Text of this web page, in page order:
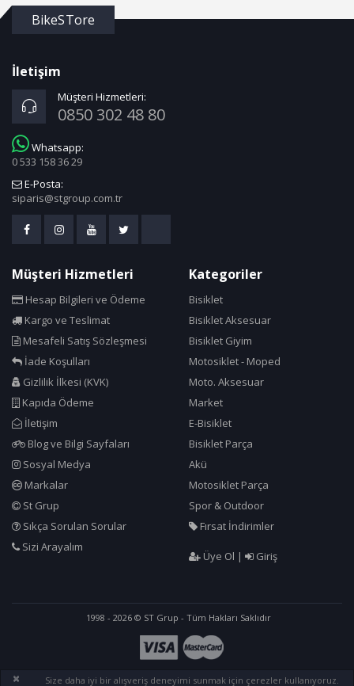
BikeSTore
İletişim
Müşteri Hizmetleri:
0850 302 48 80
Whatsapp:
0 533 158 36 29
E-Posta:
siparis@stgroup.com.tr
Müşteri Hizmetleri
Hesap Bilgileri ve Ödeme
Kargo ve Teslimat
Mesafeli Satış Sözleşmesi
İade Koşulları
Gizlilik İlkesi (KVK)
Kapıda Ödeme
İletişim
Blog ve Bilgi Sayfaları
Sosyal Medya
Markalar
St Grup
Sıkça Sorulan Sorular
Sizi Arayalım
Kategoriler
Bisiklet
Bisiklet Aksesuar
Bisiklet Giyim
Motosiklet - Moped
Moto. Aksesuar
Market
E-Bisiklet
Bisiklet Parça
Akü
Motosiklet Parça
Spor & Outdoor
Fırsat İndirimler
Üye Ol | Giriş
1998 - 2026 © ST Grup - Tüm Hakları Saklıdır
Size daha iyi bir alışveriş deneyimi sunmak için çerezler kullanıyoruz.
×